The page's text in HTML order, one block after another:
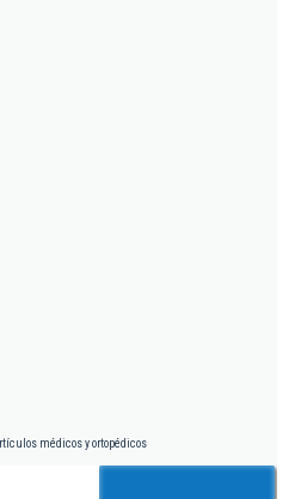
médicos y ortopédicos